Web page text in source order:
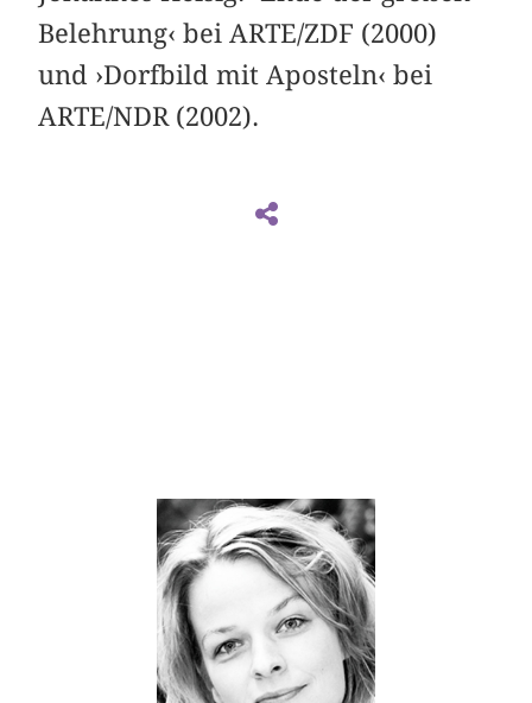
Belehrung‹ bei ARTE/ZDF (2000)
und ›Dorfbild mit Aposteln‹ bei
ARTE/NDR (2002).